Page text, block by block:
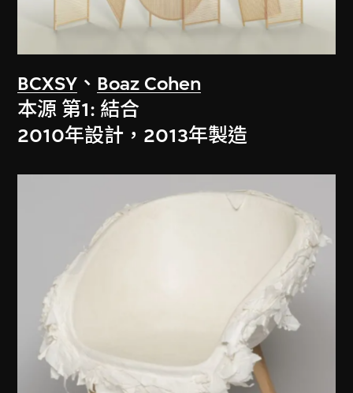
BCXSY 、 Boaz Cohen
本源 第1: 結合
2010年設計，2013年製造